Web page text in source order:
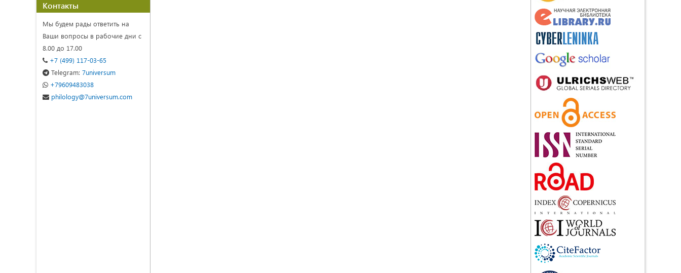
Контакты
Мы будем рады ответить на
Ваши вопросы в рабочие дни с
8.00 до 17.00
+7 (499) 117-03-65
Telegram: 7universum
+79609483038
philology@7universum.com